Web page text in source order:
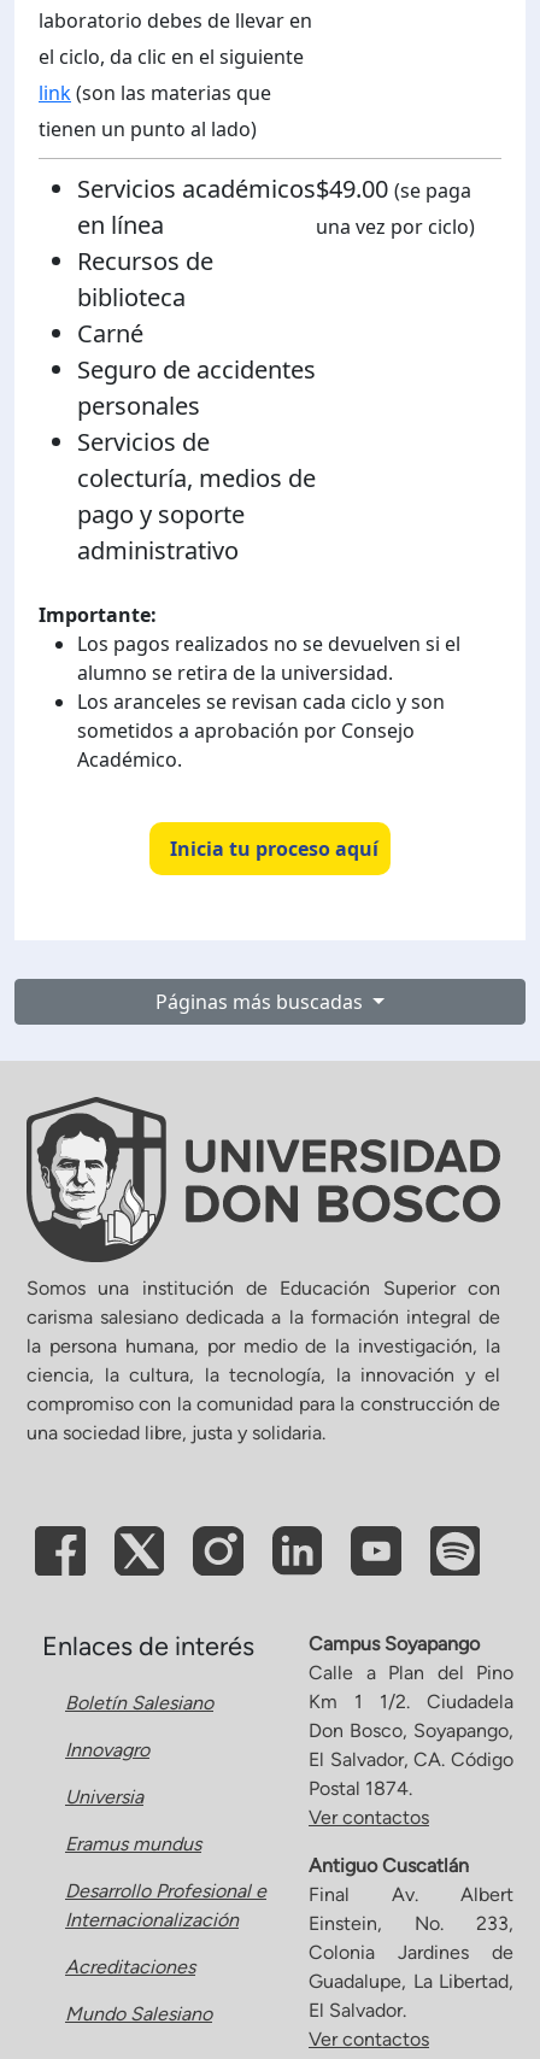
Profesional e Internacionalización
Calidad Académica
Línea de tiempo
laboratorio debes de llevar en
el ciclo, da clic en el siguiente
link(son las materias que
tienen un punto al lado)
Servicios académicos
en línea
Recursos de
biblioteca
Carné
Seguro de accidentes
personales
Servicios de
colecturía, medios de
pago y soporte
administrativo
$49.00(se paga
una vez por ciclo)
Importante:
Los pagos realizados no se devuelven si el
alumno se retira de la universidad.
Los aranceles se revisan cada ciclo y son
sometidos a aprobación por Consejo
Académico.
Inicia tu proceso aquí
Páginas más buscadas
Somos una institución de Educación Superior con
carisma salesiano dedicada a la formación integral de
la persona humana, por medio de la investigación, la
ciencia, la cultura, la tecnología, la innovación y el
compromiso con la comunidad para la construcción de
una sociedad libre, justa y solidaria.
Enlaces de interés
Boletín Salesiano
Innovagro
Universia
Eramus mundus
Desarrollo Profesional e
Internacionalización
Acreditaciones
Mundo Salesiano
Campus Soyapango
Calle a Plan del Pino
Km 1 1/2. Ciudadela
Don Bosco, Soyapango,
El Salvador, CA. Código
Postal 1874.
Ver contactos
Antiguo Cuscatlán
Final Av. Albert
Einstein, No. 233,
Colonia Jardines de
Guadalupe, La Libertad,
El Salvador.
Ver contactos